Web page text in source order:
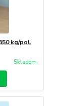
kg/pol.
Skladom